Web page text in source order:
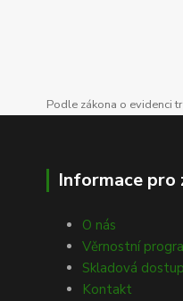
Podle zákona o evidenci
Informace pro
O nás
Věrnostní
Skladová
Kontakt